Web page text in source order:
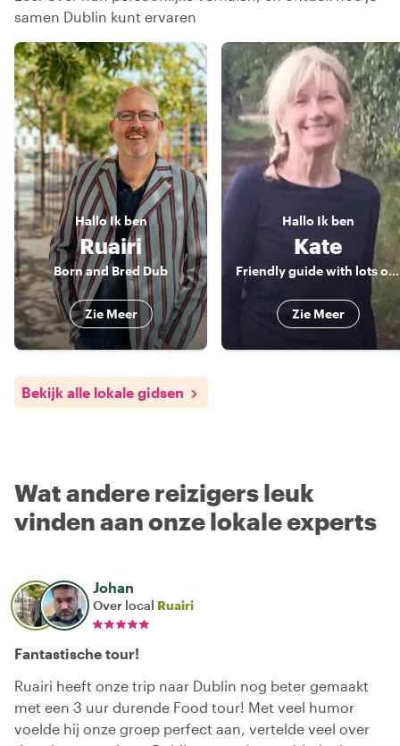
samen Dublin kunt ervaren
HalloIk ben
Ruairi
Born and Bred Dub
Zie Meer
Hallo Ik ben
Kate
Friendly guide with lots of fascinating stories on the art, literature and history of Dublin
Zie Meer
Bekijk alle lokale gidsen
Wat andere reizigers leuk
vinden aan onze lokale experts
Johan
Over local Ruairi
Fantastische tour!
Ruairi heeft onze trip naar Dublin nog beter gemaakt
met een 3 uur durende Food tour! Met veel humor
voelde hij onze groep perfect aan, vertelde veel over